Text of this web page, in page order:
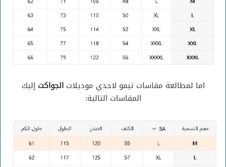
اما لمطالعة مقاسات تيمو لاحدي موديلاتالجواكت إليك
المقاسات التالية: